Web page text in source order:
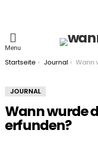
Menu
You are here:
Startseite Journal Wann wurde
JOURNAL
Wann wurde
erfunden?